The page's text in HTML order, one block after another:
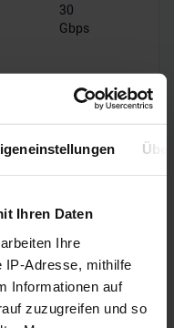
Ihren Daten
Ihre
IP-Adresse, mithilfe
Informationen auf
zuzugreifen und so
30
Gbps
1x HDMI
2.1b
3x
DisplayPort